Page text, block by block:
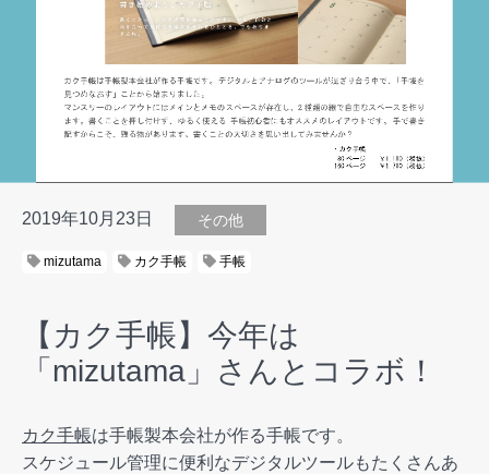
2019年10月23日 その他
mizutama カク手帳 手帳
【カク手帳】今年は
「mizutama」さんとコラボ！
カク手帳は手帳製本会社が作る手帳です。
スケジュール管理に便利なデジタルツールもたくさんあ